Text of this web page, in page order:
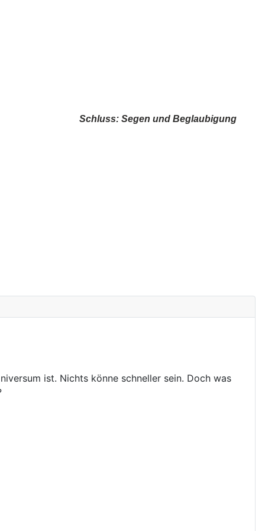
Schluss: Segen und Beglaubigung
ist. Nichts könne schneller sein. Doch was